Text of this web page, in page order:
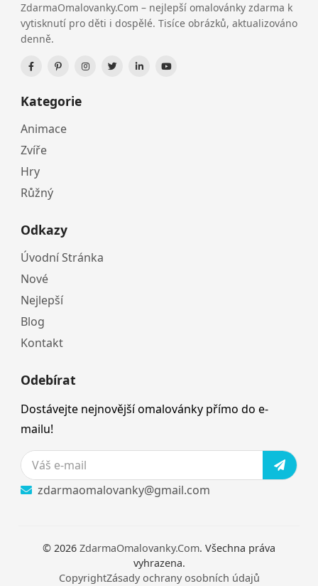
ZdarmaOmalovanky.Com – nejlepší omalovánky zdarma k
vytisknutí pro děti i dospělé. Tisíce obrázků, aktualizováno
denně.
Kategorie
Animace
Zvíře
Hry
Růžný
Odkazy
Úvodní Stránka
Nové
Nejlepší
Blog
Kontakt
Odebírat
Dostávejte nejnovější omalovánky přímo do e-
mailu!
zdarmaomalovanky@gmail.com
© 2026 ZdarmaOmalovanky.Com. Všechna práva
vyhrazena.
CopyrightZásady ochrany osobních údajů